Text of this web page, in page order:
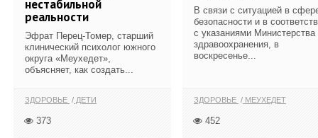
нестабильной
реальности
Эфрат Перец-Томер, старший
клинический психолог южного
округа «Меухедет»,
объясняет, как создать...
ЗДОРОВЬЕ ДЕТИ
373
В связи с ситуацией в
безопасности и в
с указаниями Министерства
здравоохранения, в
воскресенье...
ЗДОРОВЬЕ МЕУХЕДЕТ
452